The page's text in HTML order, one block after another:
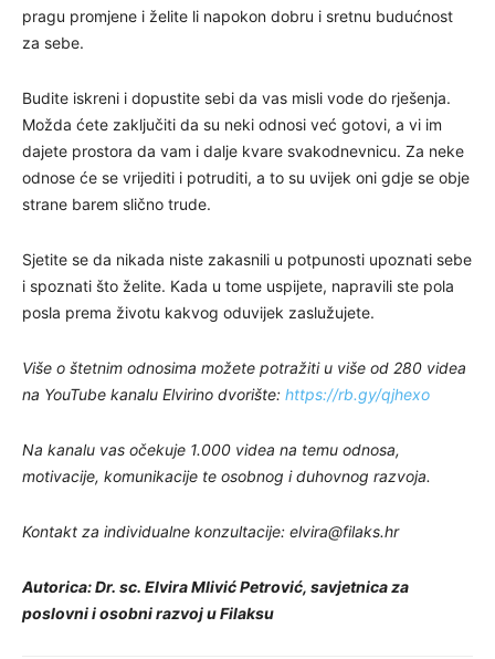
pragu promjene i želite li napokon dobru i sretnu budućnost
za sebe.
Budite iskreni i dopustite sebi da vas misli vode do rješenja.
Možda ćete zaključiti da su neki odnosi već gotovi, a vi im
dajete prostora da vam i dalje kvare svakodnevnicu. Za neke
odnose će se vrijediti i potruditi, a to su uvijek oni gdje se obje
strane barem slično trude.
Sjetite se da nikada niste zakasnili u potpunosti upoznati sebe
i spoznati što želite. Kada u tome uspijete, napravili ste pola
posla prema životu kakvog oduvijek zaslužujete.
Više o štetnim odnosima možete potražiti u više od 280 videa
na YouTube kanalu Elvirino dvorište: https://rb.gy/qjhexo
Na kanalu vas očekuje 1.000 videa na temu odnosa,
motivacije, komunikacije te osobnog i duhovnog razvoja.
Kontakt za individualne konzultacije: elvira@filaks.hr
Autorica: Dr. sc. Elvira Mlivić Petrović, savjetnica za
poslovni i osobni razvoj u Filaksu